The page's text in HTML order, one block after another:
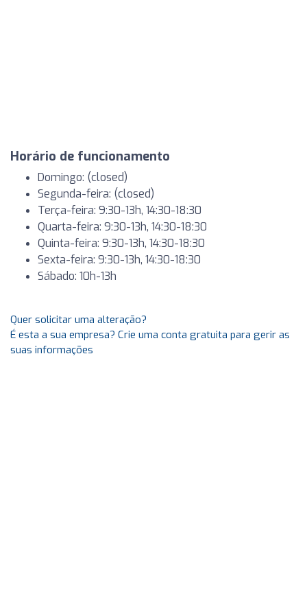
Horário de funcionamento
Domingo: (closed)
Segunda-feira: (closed)
Terça-feira: 9:30-13h, 14:30-18:30
Quarta-feira: 9:30-13h, 14:30-18:30
Quinta-feira: 9:30-13h, 14:30-18:30
Sexta-feira: 9:30-13h, 14:30-18:30
Sábado: 10h-13h
Quer solicitar uma alteração?
É esta a sua empresa? Crie uma conta gratuita para gerir as
suas informações